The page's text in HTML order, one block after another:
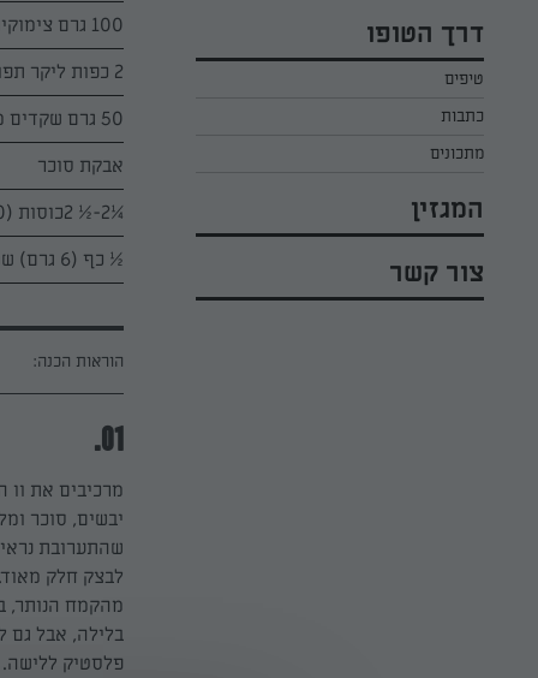
סלטים לפסח
עוגיות לפסח
קארין בנולול
מירי כהן
רובי מיכאל
דרך הטופו
טיפים
כתבות
מתכונים
המגזין
צור קשר
100 גרם צימוקים בגודל בינוני
2 כפות ליקר תפוזים משובח (אני משתמשת בקואנטרו)
50 גרם שקדים מולבנים שלמים קלויים קלות (5 דקות בחום בינוני)
אבקת סוכר
¼2-½ 2כוסות (340-310 גרם) קמח
½ כף (6 גרם) שמרים יבשים
הוראות הכנה:
01.
יבשים, סוכר
מהקמח הנותר,
בלילה, אבל גם
פלסטיק